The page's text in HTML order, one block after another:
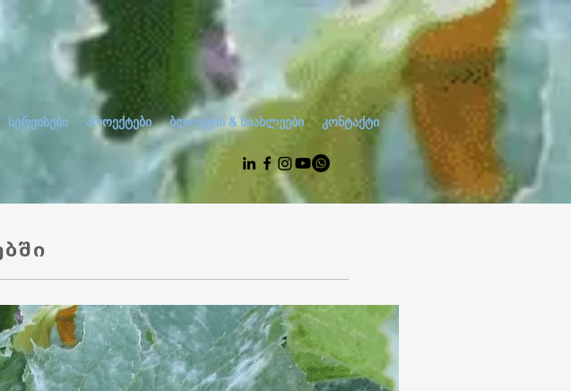
სერვისები პროექტები ბლოგები & სიახლეები კონტაქტი